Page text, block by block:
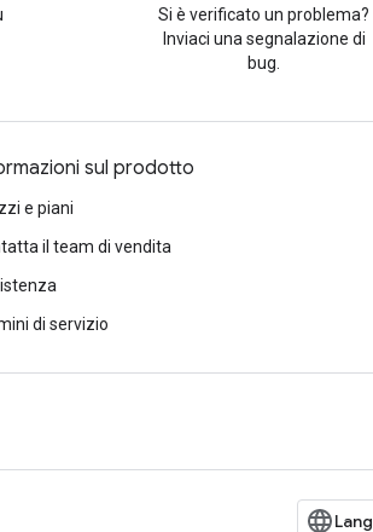
Si è verificato un problema?
Inviaci una segnalazione di
bug.
sul prodotto
e piani
il team di vendita
di servizio